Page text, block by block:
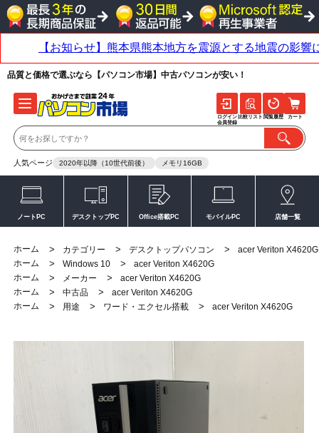
品質と価格で選ぶなら【パソコン市場】中古パソコンが安い！
人気ページ 2020年以降（10世代前後） メモリ16GB
ログイン
会員登録
比較リスト 閲覧履歴 カート
ノートPC デスクトップPC Office搭載PC モバイルPC 店舗一覧
ホーム > カテゴリー > デスクトップパソコン >
acer Veriton X4620G
ホーム
> Windows 10 >
acer Veriton X4620G
ホーム
> メーカー >
acer Veriton X4620G
ホーム
> 中古品 >
acer Veriton X4620G
ホーム
> 用途 > ワード・エクセル搭載 > acer Veriton X4620G